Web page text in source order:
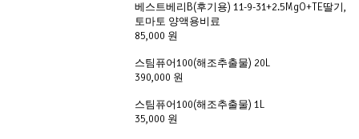
베스트베리B(후기용) 11-9-31+2.5MgO+TE딸기,
토마토 양액용비료
85,000 원
스팀퓨어100(해조추출물) 20L
390,000 원
스팀퓨어100(해조추출물) 1L
35,000 원